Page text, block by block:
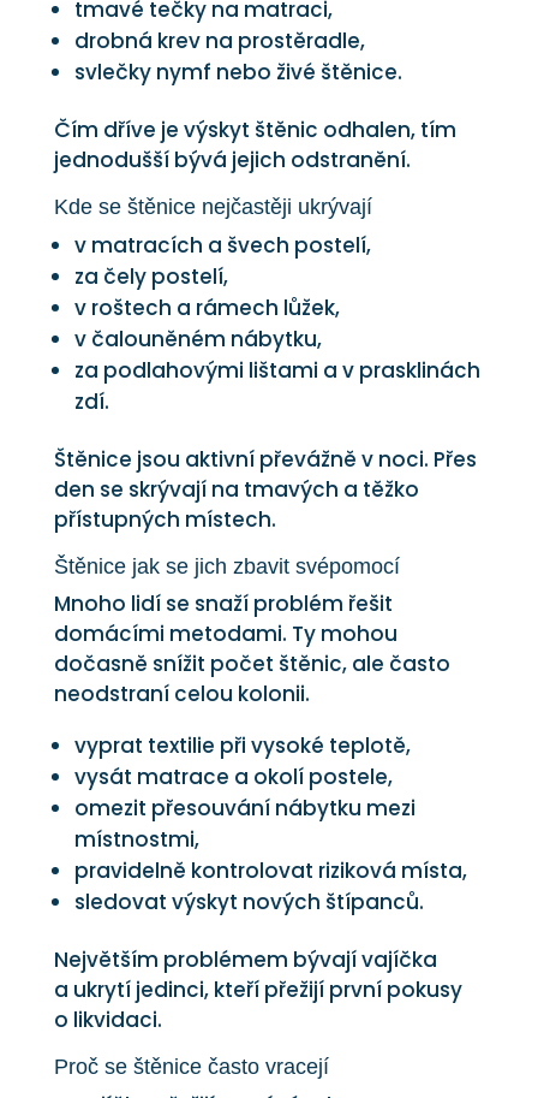
tmavé tečky na matraci,
drobná krev na prostěradle,
svlečky nymf nebo živé štěnice.
Čím dříve je výskyt štěnic odhalen, tím
jednodušší bývá jejich odstranění.
Kde se štěnice nejčastěji ukrývají
v matracích a švech postelí,
za čely postelí,
v roštech a rámech lůžek,
v čalouněném nábytku,
za podlahovými lištami a v prasklinách
zdí.
Štěnice jsou aktivní převážně v noci. Přes
den se skrývají na tmavých a těžko
přístupných místech.
Štěnice jak se jich zbavit svépomocí
Mnoho lidí se snaží problém řešit
domácími metodami. Ty mohou
dočasně snížit počet štěnic, ale často
neodstraní celou kolonii.
vyprat textilie při vysoké teplotě,
vysát matrace a okolí postele,
omezit přesouvání nábytku mezi
místnostmi,
pravidelně kontrolovat riziková místa,
sledovat výskyt nových štípanců.
Největším problémem bývají vajíčka
a ukrytí jedinci, kteří přežijí první pokusy
o likvidaci.
Proč se štěnice často vracejí